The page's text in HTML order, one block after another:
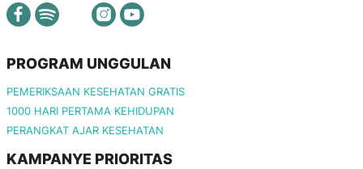
PROGRAM UNGGULAN
PEMERIKSAAN KESEHATAN GRATIS
1000 HARI PERTAMA KEHIDUPAN
PERANGKAT AJAR KESEHATAN
KAMPANYE PRIORITAS